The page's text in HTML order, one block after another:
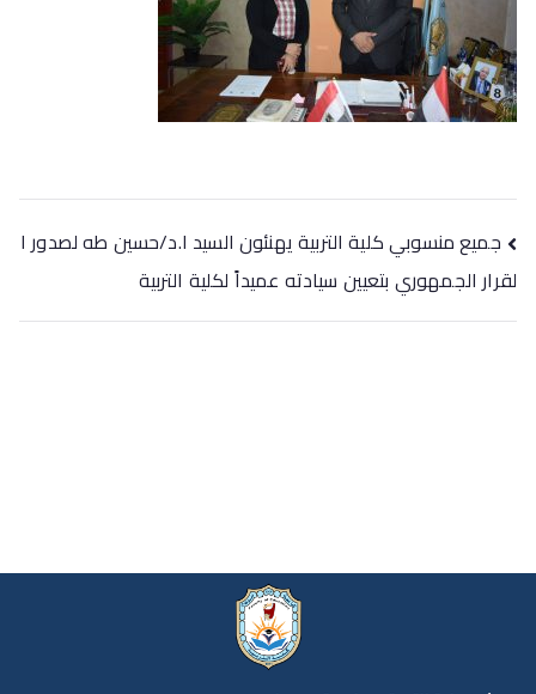
جميع منسوبي كلية التربية يهنئون السيد ا.د/حسين طه لصدور ا
لقرار الجمهوري بتعيين سيادته عميداً لكلية التربية